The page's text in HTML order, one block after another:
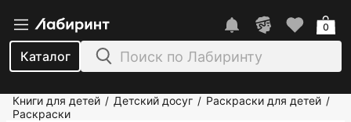
Каталог
0
Книги для детей / Детский досуг / Раскраски для детей /
Раскраски